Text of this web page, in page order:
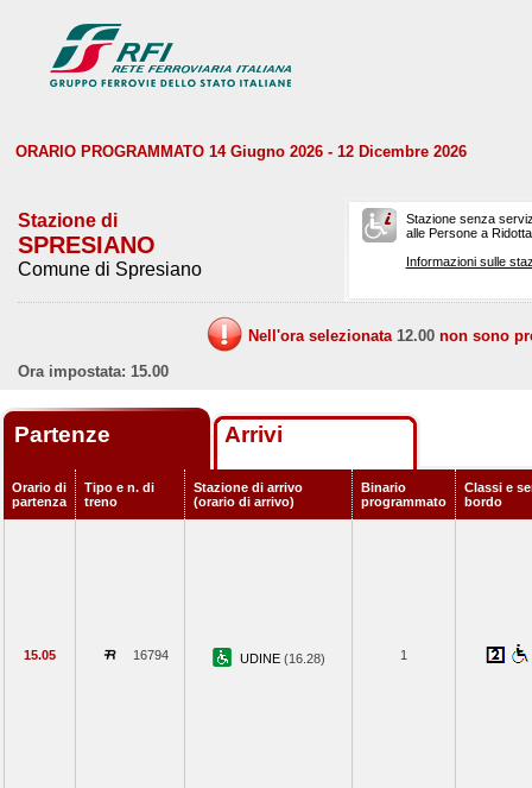
ORARIO PROGRAMMATO 14 Giugno 2026 - 12 Dicembre 2026
Stazione di
SPRESIANO
Comune di Spresiano
Stazione senza
alle Persone a
Informazioni sulle
Nell'ora selezionata 12.00 non sono
Ora impostata: 15.00
Partenze Arrivi
Orario di
partenza
Tipo e n. di
treno
Stazione di arrivo
(orario di arrivo)
Binario
programmato
Classi e
bordo
15.05 16794 UDINE (16.28) 1